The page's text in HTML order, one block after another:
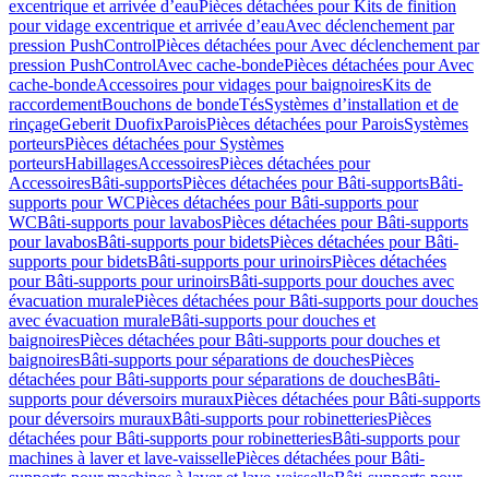
excentrique et arrivée d’eauPièces détachées pour Kits de finition
pour vidage excentrique et arrivée d’eauAvec déclenchement par
pression PushControlPièces détachées pour Avec déclenchement par
pression PushControlAvec cache-bondePièces détachées pour Avec
cache-bondeAccessoires pour vidages pour baignoiresKits de
raccordementBouchons de bondeTésSystèmes d’installation et de
rinçageGeberit DuofixParoisPièces détachées pour ParoisSystèmes
porteursPièces détachées pour Systèmes
porteursHabillagesAccessoiresPièces détachées pour
AccessoiresBâti-supportsPièces détachées pour Bâti-supportsBâti-
supports pour WCPièces détachées pour Bâti-supports pour
WCBâti-supports pour lavabosPièces détachées pour Bâti-supports
pour lavabosBâti-supports pour bidetsPièces détachées pour Bâti-
supports pour bidetsBâti-supports pour urinoirsPièces détachées
pour Bâti-supports pour urinoirsBâti-supports pour douches avec
évacuation muralePièces détachées pour Bâti-supports pour douches
avec évacuation muraleBâti-supports pour douches et
baignoiresPièces détachées pour Bâti-supports pour douches et
baignoiresBâti-supports pour séparations de douchesPièces
détachées pour Bâti-supports pour séparations de douchesBâti-
supports pour déversoirs murauxPièces détachées pour Bâti-supports
pour déversoirs murauxBâti-supports pour robinetteriesPièces
détachées pour Bâti-supports pour robinetteriesBâti-supports pour
machines à laver et lave-vaissellePièces détachées pour Bâti-